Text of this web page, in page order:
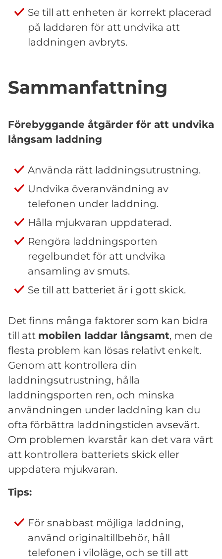
Se till att enheten är korrekt placerad
på laddaren för att undvika att
laddningen avbryts.
Sammanfattning
Förebyggande åtgärder för att undvika
långsam laddning
Använda rätt laddningsutrustning.
Undvika överanvändning av
telefonen under laddning.
Hålla mjukvaran uppdaterad.
Rengöra laddningsporten
regelbundet för att undvika
ansamling av smuts.
Se till att batteriet är i gott skick.
Det finns många faktorer som kan bidra
till att mobilen laddar långsamt, men de
flesta problem kan lösas relativt enkelt.
Genom att kontrollera din
laddningsutrustning, hålla
laddningsporten ren, och minska
användningen under laddning kan du
ofta förbättra laddningstiden avsevärt.
Om problemen kvarstår kan det vara värt
att kontrollera batteriets skick eller
uppdatera mjukvaran.
Tips:
För snabbast möjliga laddning,
använd originaltillbehör, håll
telefonen i viloläge, och se till att